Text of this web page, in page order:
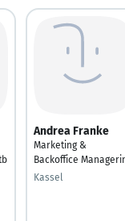
Andrea Franke
Marketing &
Backoffice
Kassel